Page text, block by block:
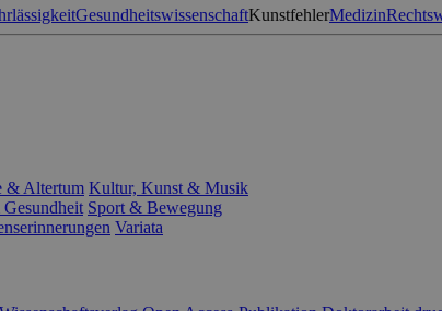
GesundheitswissenschaftKunstfehlerMedizin
& Altertum Kultur, Kunst & Musik
Sport & Bewegung
Variata